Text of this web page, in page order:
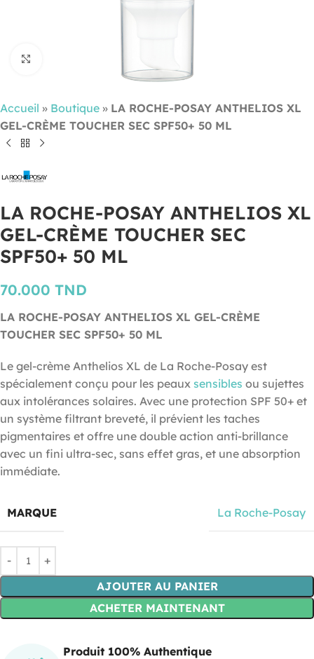
Accueil » Boutique » LA ROCHE-POSAY ANTHELIOS XL
GEL-CRÈME TOUCHER SEC SPF50+ 50 ML
LA ROCHE-POSAY ANTHELIOS XL
GEL-CRÈME TOUCHER SEC
SPF50+ 50 ML
70.000 TND
LA ROCHE-POSAY ANTHELIOS XL GEL-CRÈME
TOUCHER SEC SPF50+ 50 ML
Le gel-crème Anthelios XL de La Roche-Posay est
spécialement conçu pour les peaux sensibles ou sujettes
aux intolérances solaires. Avec une protection SPF 50+ et
un système filtrant breveté, il prévient les taches
pigmentaires et offre une double action anti-brillance
avec un fini ultra-sec, sans effet gras, et une absorption
immédiate.
MARQUE La Roche-Posay
AJOUTER AU PANIER
ACHETER MAINTENANT
Produit 100% Authentique